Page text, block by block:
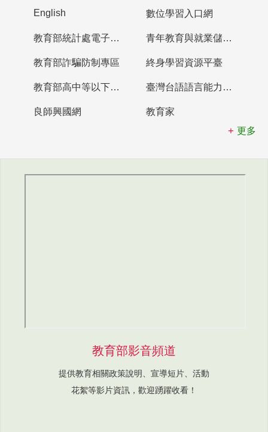
English 數位學習入口網
教育部統計處電子書櫃 青年教育與就業儲蓄帳戶
教育部詐騙防制專區 終身學習資源平臺
教育部高中等以下學校及幼兒園教師資格檢定考試 臺灣台語語言能力認證網站
良師興國網
教育家
更多
教育部影音頻道
提供教育相關政策說明、宣導短片、活動
花絮等影片資訊，歡迎踴躍收看！